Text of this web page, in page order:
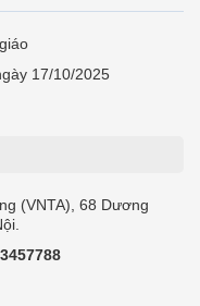
17/10/2025
(VNTA), 68 Dương